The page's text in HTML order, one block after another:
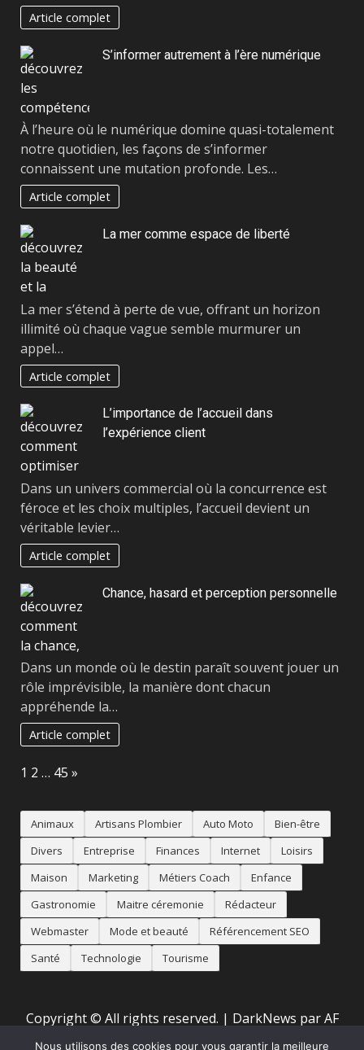
Article complet
S’informer autrement à l’ère numérique
À l’heure où le numérique domine quasi-totalement
notre quotidien, les façons de s’informer
connaissent une mutation profonde. Les…
Article complet
La mer comme espace de liberté
La mer s’étend à perte de vue, offrant un horizon
illimité où chaque vague semble murmurer un
appel…
Article complet
L’importance de l’accueil dans
l’expérience client
Dans un univers commercial où la concurrence est
féroce et les choix multiples, l’accueil devient un
véritable levier…
Article complet
Chance, hasard et perception personnelle
Dans un monde où le destin paraît souvent jouer un
rôle imprévisible, la manière dont chacun
appréhende la…
Article complet
Page:
1 2 … 45 Next
»
Animaux Artisans Plombier Auto Moto
Bien-être
Divers
Entreprise Finances Internet
Loisirs
Maison
Marketing Métiers Coach
Enfance
Gastronomie
Maitre céremonie
Rédacteur
Webmaster
Mode et beauté
Référencement SEO
Santé
Technologie Tourisme
Copyright © All rights reserved. | DarkNews par AF
Nous utilisons des cookies pour vous garantir la meilleure